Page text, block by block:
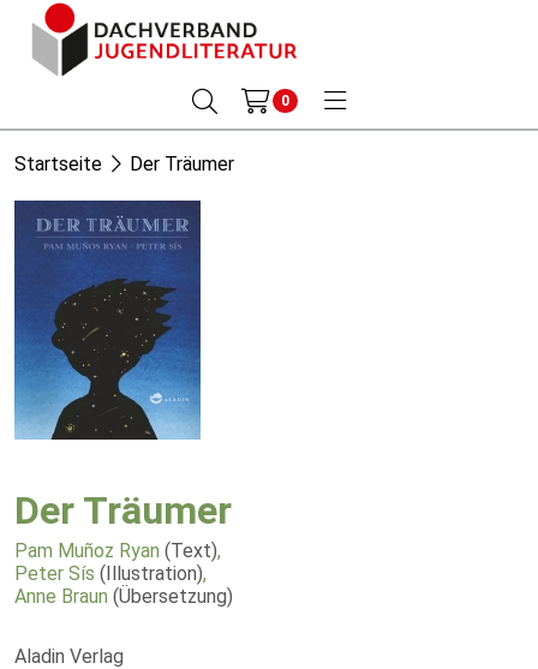
0
Startseite Der Träumer
Der Träumer
Pam Muñoz Ryan (Text),
Peter Sís (Illustration),
Anne Braun (Übersetzung)
Aladin Verlag